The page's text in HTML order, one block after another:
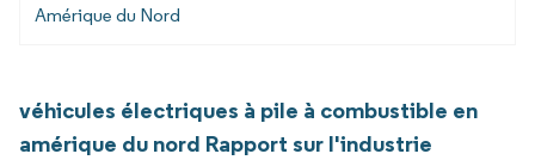
Amérique du Nord
véhicules électriques à pile à combustible en
amérique du nord Rapport sur l'industrie